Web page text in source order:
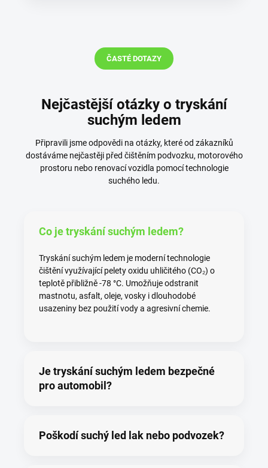
ČASTÉ DOTAZY
Nejčastější otázky o tryskání
suchým ledem
Připravili jsme odpovědi na otázky, které od zákazníků
dostáváme nejčastěji před čištěním podvozku, motorového
prostoru nebo renovací vozidla pomocí technologie
suchého ledu.
Co je tryskání suchým ledem?
Tryskání suchým ledem je moderní technologie
čištění využívající pelety oxidu uhličitého (CO₂) o
teplotě přibližně -78 °C. Umožňuje odstranit
mastnotu, asfalt, oleje, vosky i dlouhodobé
usazeniny bez použití vody a agresivní chemie.
Je tryskání suchým ledem bezpečné
pro automobil?
Poškodí suchý led lak nebo podvozek?